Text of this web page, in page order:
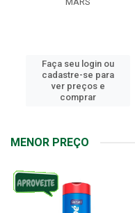
Faça seu login ou
cadastre-se para
ver preços e
comprar
MENOR PREÇO